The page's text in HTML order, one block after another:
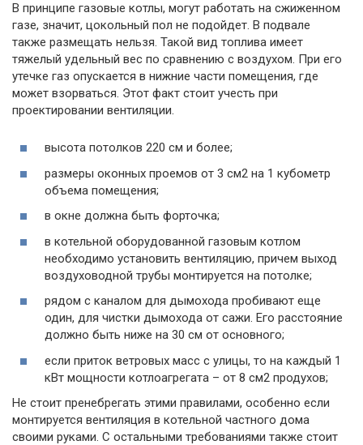
В принципе газовые котлы, могут работать на сжиженном
газе, значит, цокольный пол не подойдет. В подвале
также размещать нельзя. Такой вид топлива имеет
тяжелый удельный вес по сравнению с воздухом. При его
утечке газ опускается в нижние части помещения, где
может взорваться. Этот факт стоит учесть при
проектировании вентиляции.
высота потолков 220 см и более;
размеры оконных проемов от 3 см2 на 1 кубометр
объема помещения;
в окне должна быть форточка;
в котельной оборудованной газовым котлом
необходимо установить вентиляцию, причем выход
воздуховодной трубы монтируется на потолке;
рядом с каналом для дымохода пробивают еще
один, для чистки дымохода от сажи. Его расстояние
должно быть ниже на 30 см от основного;
если приток ветровых масс с улицы, то на каждый 1
кВт мощности котлоагрегата – от 8 см2 продухов;
Не стоит пренебрегать этими правилами, особенно если
монтируется вентиляция в котельной частного дома
своими руками. С остальными требованиями также стоит